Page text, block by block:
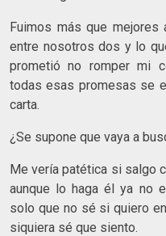
Fuimos más que mejores
entre nosotros dos y lo
prometió no romper mi
todas esas promesas se
carta.
¿Se supone que vaya a
Me vería patética si salgo
aunque lo haga él ya no
solo que no sé si quiero
siquiera sé que siento.